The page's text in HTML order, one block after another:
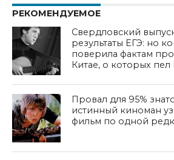
РЕКОМЕНДУЕМОЕ
Свердловский
результаты ЕГЭ: но
поверила фактам
Китае, о которых
Провал для 95%
истинный киноман
фильм по одной